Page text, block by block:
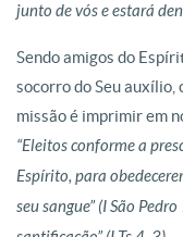
junto de vós e estará
Sendo amigos do
socorro do Seu auxílio,
missão é imprimir em
“Eleitos conforme a
Espírito, para
seu sangue” (I São